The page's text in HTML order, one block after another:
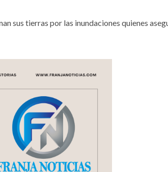
sus tierras por las inundaciones quienes